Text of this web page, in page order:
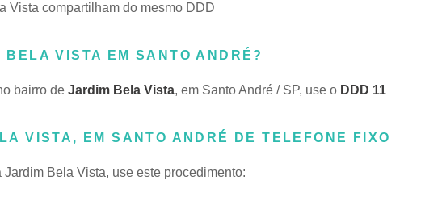
Vista compartilham do mesmo DDD
VISTA EM SANTO ANDRÉ?
bairro de Jardim Bela Vista, em Santo André / SP, use o DDD 11
VISTA, EM SANTO ANDRÉ DE TELEFONE FIXO
Bela Vista, use este procedimento: